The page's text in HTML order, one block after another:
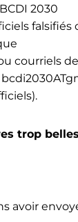
2030
falsifiés
courriels
trop
avoir